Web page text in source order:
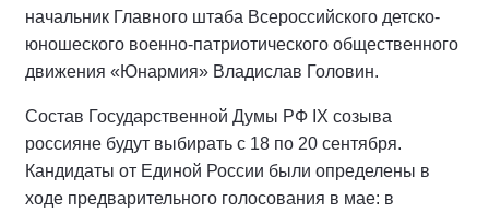
начальник Главного штаба Всероссийского детско-
юношеского военно-патриотического общественного
движения «Юнармия» Владислав Головин.
Состав Государственной Думы РФ IХ созыва
россияне будут выбирать с 18 по 20 сентября.
Кандидаты от Единой России были определены в
ходе предварительного голосования в мае: в